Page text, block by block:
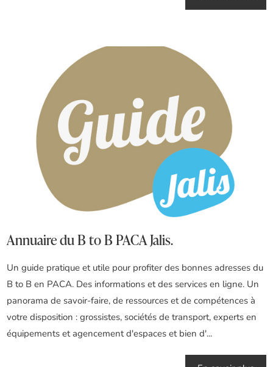
Annuaire du B to B PACA Jalis.
Un guide pratique et utile pour profiter des bonnes adresses du
B to B en PACA. Des informations et des services en ligne. Un
panorama de savoir-faire, de ressources et de compétences à
votre disposition : grossistes, sociétés de transport, experts en
équipements et agencement d'espaces et bien d'...